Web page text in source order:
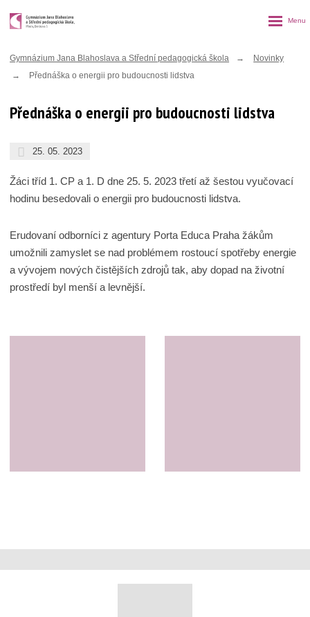
Gymnázium Jana Blahoslava a Střední pedagogická škola
Novinky
Přednáška o energii pro budoucnosti lidstva
Přednáška o energii pro budoucnosti lidstva
25. 05. 2023
Žáci tříd 1. CP a 1. D dne 25. 5. 2023 třetí až šestou vyučovací
hodinu besedovali o energii pro budoucnosti lidstva.
Erudovaní odborníci z agentury Porta Educa Praha žákům
umožnili zamyslet se nad problémem rostoucí spotřeby energie
a vývojem nových čistějších zdrojů tak, aby dopad na životní
prostředí byl menší a levnější.